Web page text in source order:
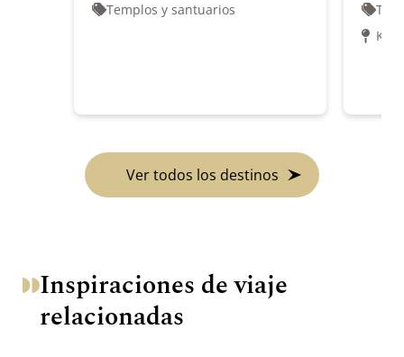
Templos y santuarios
Ver todos los destinos
Inspiraciones de viaje
relacionadas